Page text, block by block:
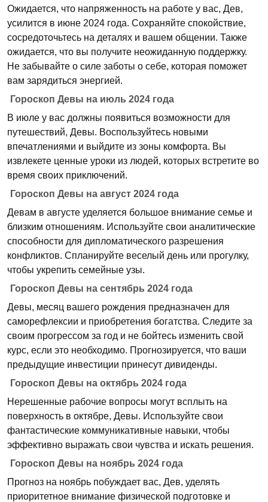
Ожидается, что напряженность на работе у вас, Дев,
усилится в июне 2024 года. Сохраняйте спокойствие,
сосредоточьтесь на деталях и вашем общении. Также
ожидается, что вы получите неожиданную поддержку.
Не забывайте о силе заботы о себе, которая поможет
вам зарядиться энергией.
Гороскоп Девы на июль 2024 года
В июле у вас должны появиться возможности для
путешествий, Девы. Воспользуйтесь новыми
впечатлениями и выйдите из зоны комфорта. Вы
извлекете ценные уроки из людей, которых встретите во
время своих приключений.
Гороскоп Девы на август 2024 года
Девам в августе уделяется большое внимание семье и
близким отношениям. Используйте свои аналитические
способности для дипломатического разрешения
конфликтов. Спланируйте веселый день или прогулку,
чтобы укрепить семейные узы.
Гороскоп Девы на сентябрь 2024 года
Девы, месяц вашего рождения предназначен для
саморефлексии и приобретения богатства. Следите за
своим прогрессом за год и не бойтесь изменить свой
курс, если это необходимо. Прогнозируется, что ваши
предыдущие инвестиции принесут дивиденды.
Гороскоп Девы на октябрь 2024 года
Нерешенные рабочие вопросы могут всплыть на
поверхность в октябре, Девы. Используйте свои
фантастические коммуникативные навыки, чтобы
эффективно выражать свои чувства и искать решения.
Гороскоп Девы на ноябрь 2024 года
Прогноз на ноябрь побуждает вас, Дев, уделять
приоритетное внимание физической подготовке и